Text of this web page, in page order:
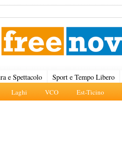
Laghi VCO Est-Ticino
e Spettacolo Sport e Tempo Libero